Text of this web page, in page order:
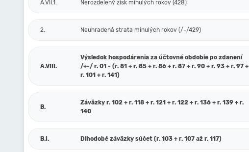
A.VII.1. Nerozdelený zisk minulých rokov (428)
2. Neuhradená strata minulých rokov (/-/429)
A.VIII.
Výsledok hospodárenia za účtovné obdobie po zdanení
/+-/ r. 01 - (r. 81 + r. 85 + r. 86 + r. 87 + r. 90 + r. 93 + r. 97 +
r. 101 + r. 141)
B.
Záväzky r. 102 + r. 118 + r. 121 + r. 122 + r. 136 + r. 139 + r.
140
B.I. Dlhodobé záväzky súčet (r. 103 + r. 107 až r. 117)